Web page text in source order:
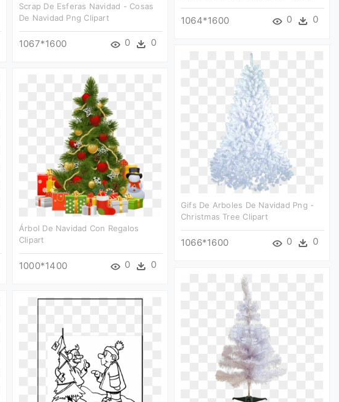
1064*1600 0 0
Scrap De Esferas Navidad - Cosas
De Navidad Png Clipart
1067*1600 0 0
Gifs De Arboles De Navidad Png -
Christmas Tree Clipart
1066*1600 0 0
Árbol De Navidad Con Regalos
Clipart
1000*1400 0 0